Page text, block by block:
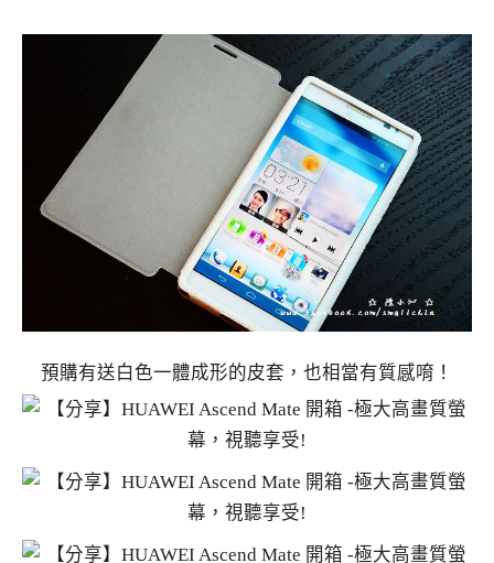
預購有送白色一體成形的皮套，也相當有質感唷！